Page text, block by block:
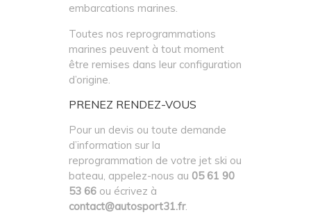
embarcations marines.
Toutes nos reprogrammations
marines peuvent à tout moment
être remises dans leur configuration
d’origine.
PRENEZ RENDEZ-VOUS
Pour un devis ou toute demande
d’information sur la
reprogrammation de votre jet ski ou
bateau, appelez-nous au 05 61 90
53 66 ou écrivez à
contact@autosport31.fr.